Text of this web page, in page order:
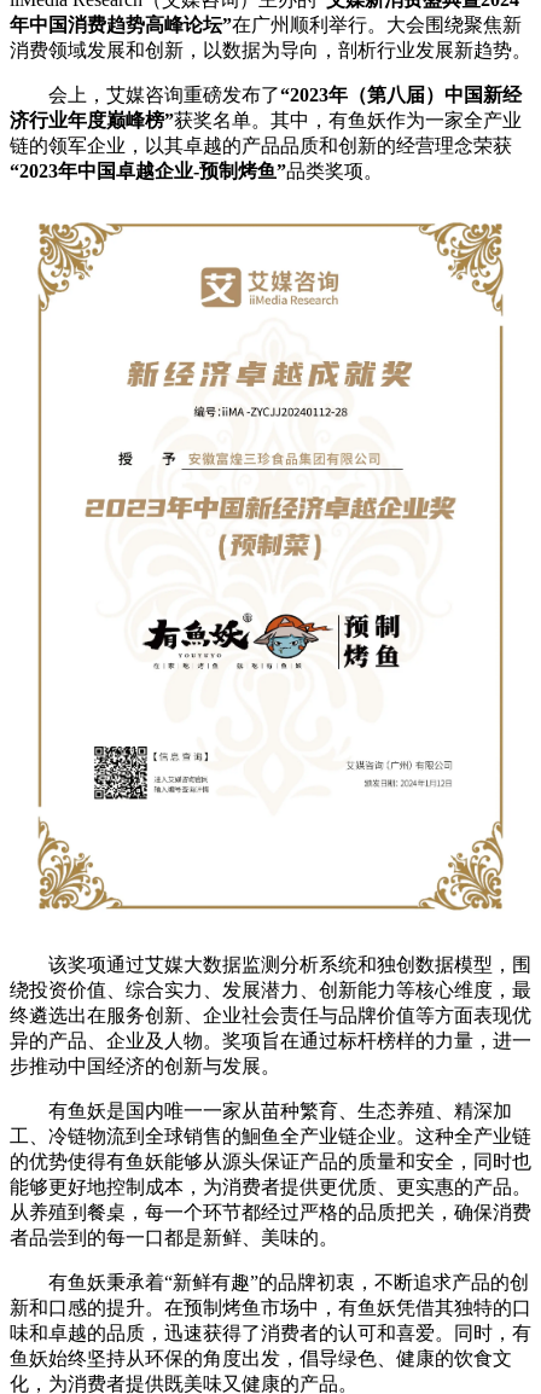
年中国消费趋势高峰论坛”在广州顺利举行。大会围绕聚焦新
消费领域发展和创新，以数据为导向，剖析行业发展新趋势。
会上，艾媒咨询重磅发布了“2023年（第八届）中国新经
济行业年度巅峰榜”获奖名单。其中，有鱼妖作为一家全产业
链的领军企业，以其卓越的产品品质和创新的经营理念荣获
“2023年中国卓越企业-预制烤鱼”品类奖项。
该奖项通过艾媒大数据监测分析系统和独创数据模型，围
绕投资价值、综合实力、发展潜力、创新能力等核心维度，最
终遴选出在服务创新、企业社会责任与品牌价值等方面表现优
异的产品、企业及人物。奖项旨在通过标杆榜样的力量，进一
步推动中国经济的创新与发展。
有鱼妖是国内唯一一家从苗种繁育、生态养殖、精深加
工、冷链物流到全球销售的鮰鱼全产业链企业。这种全产业链
的优势使得有鱼妖能够从源头保证产品的质量和安全，同时也
能够更好地控制成本，为消费者提供更优质、更实惠的产品。
从养殖到餐桌，每一个环节都经过严格的品质把关，确保消费
者品尝到的每一口都是新鲜、美味的。
有鱼妖秉承着“新鲜有趣”的品牌初衷，不断追求产品的创
新和口感的提升。在预制烤鱼市场中，有鱼妖凭借其独特的口
味和卓越的品质，迅速获得了消费者的认可和喜爱。同时，有
鱼妖始终坚持从环保的角度出发，倡导绿色、健康的饮食文
化，为消费者提供既美味又健康的产品。